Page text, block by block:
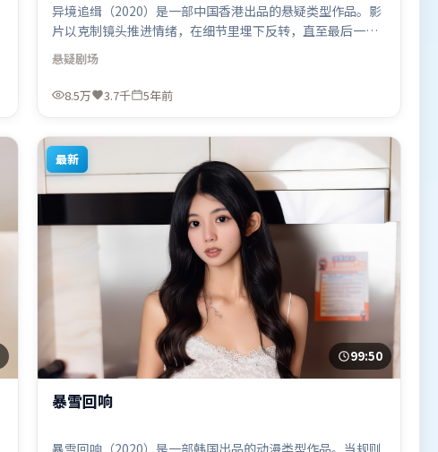
异境追缉（2020）是一部中国香港出品的悬疑类型作品。影
片以克制镜头推进情绪，在细节里埋下反转，直至最后一刻
才揭开谜底。类型元素被重新组合，既致敬经典也尝试突破
套路。由奉俊昊执导，杨幂、杨紫、咏梅，赵丽颖等联袂出
演。影片于2020年9月12日（中国香港）在部分地区首映上
悬疑剧场
8.5万 3.7千 5年前
最新
99:50
暴雪回响